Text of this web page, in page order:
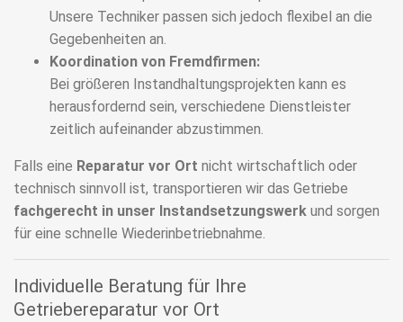
Unsere Techniker passen sich jedoch flexibel an die
Gegebenheiten an.
Koordination von Fremdfirmen:
Bei größeren Instandhaltungsprojekten kann es
herausfordernd sein, verschiedene Dienstleister
zeitlich aufeinander abzustimmen.
Falls eine Reparatur vor Ort nicht wirtschaftlich oder
technisch sinnvoll ist, transportieren wir das Getriebe
fachgerecht in unser Instandsetzungswerk und sorgen
für eine schnelle Wiederinbetriebnahme.
Individuelle Beratung für Ihre
Getriebereparatur vor Ort